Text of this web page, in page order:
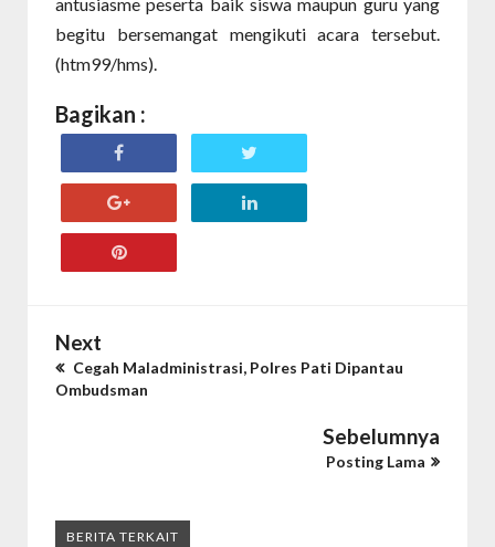
begitu bersemangat mengikuti acara tersebut.
(htm99/hms).
Bagikan :
Next
Cegah Maladministrasi, Polres Pati Dipantau
Ombudsman
Sebelumnya
Posting Lama
BERITA TERKAIT